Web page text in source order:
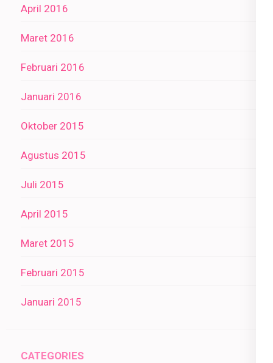
April 2016
Maret 2016
Februari 2016
Januari 2016
Oktober 2015
Agustus 2015
Juli 2015
April 2015
Maret 2015
Februari 2015
Januari 2015
CATEGORIES